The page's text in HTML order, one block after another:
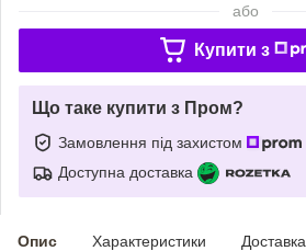
або
Купити з
Що таке купити з Пром?
Замовлення під захистом
Доступна доставка
Опис Характеристики Доставка